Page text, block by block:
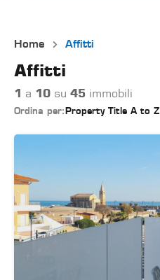
Home Affitti
Affitti
1 a 10 su 45 immobili
Ordina per: Property Title A to Z